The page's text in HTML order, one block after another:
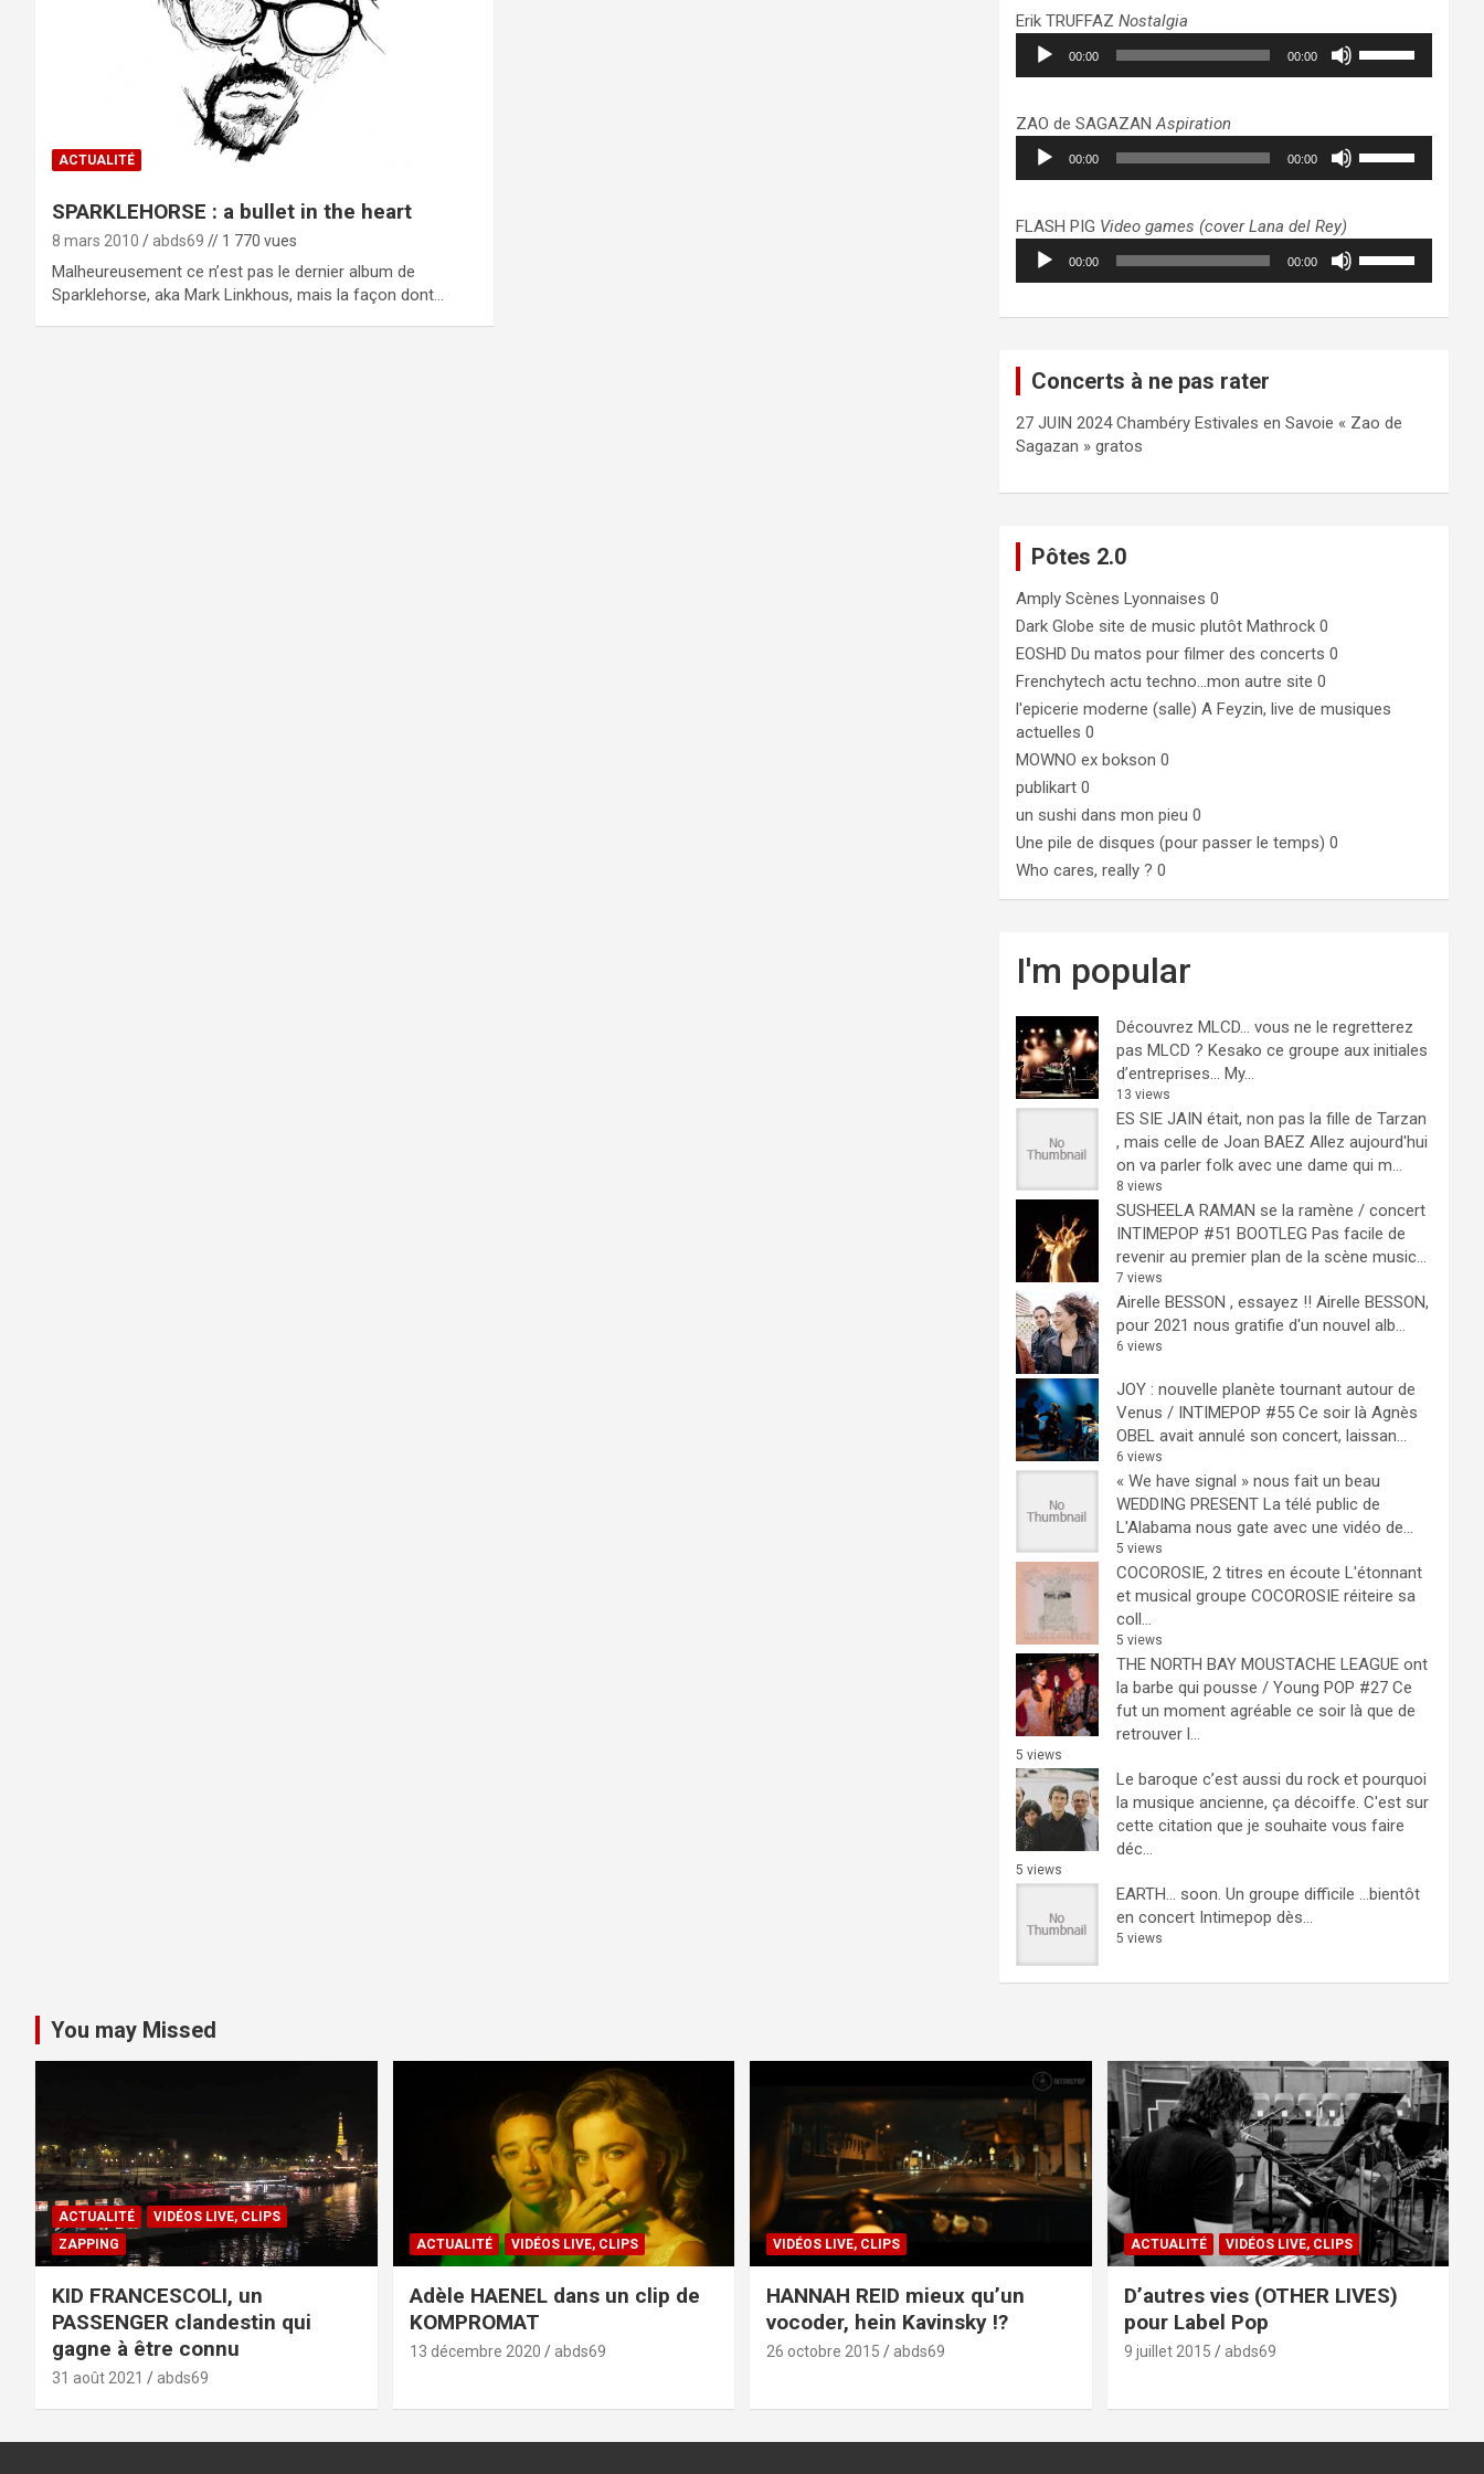
ACTUALITÉ
SPARKLEHORSE : a bullet in the heart
8 mars 2010 abds69 // 1 770 vues
Malheureusement ce n’est pas le dernier album de
Sparklehorse, aka Mark Linkhous, mais la façon dont…
pour
augmenter
ou
volume.
Erik TRUFFAZNostalgia
Lecteur
audio
00:00 00:00
pour
augmenter
ou
volume.
ZAO de SAGAZANAspiration
Lecteur
audio
00:00 00:00
pour
augmenter
ou
FLASH PIG Video games (cover Lana del Rey)
Lecteur
audio
00:00 00:00
haut/bas
le
Concerts à ne pas rater
27 JUIN 2024 Chambéry Estivales en Savoie « Zao de
Sagazan » gratos
Pôtes 2.0
Amply Scènes Lyonnaises 0
Dark Globe site de music plutôt Mathrock 0
EOSHD Du matos pour filmer des concerts 0
Frenchytech actu techno…mon autre site 0
l'epicerie moderne (salle) A Feyzin, live de musiques
actuelles 0
MOWNO ex bokson 0
publikart 0
un sushi dans mon pieu 0
Une pile de disques (pour passer le temps) 0
Who cares, really ? 0
I'm popular
Découvrez MLCD… vous ne le regretterez
pas MLCD ? Kesako ce groupe aux initiales
d’entreprises… My...
13 views
ES SIE JAIN était, non pas la fille de Tarzan
, mais celle de Joan BAEZ Allez aujourd'hui
on va parler folk avec une dame qui m...
8 views
SUSHEELA RAMAN se la ramène / concert
INTIMEPOP #51 BOOTLEG Pas facile de
revenir au premier plan de la scène music...
7 views
Airelle BESSON , essayez !! Airelle BESSON,
pour 2021 nous gratifie d'un nouvel alb...
6 views
JOY : nouvelle planète tournant autour de
Venus / INTIMEPOP #55 Ce soir là Agnès
OBEL avait annulé son concert, laissan...
6 views
« We have signal » nous fait un beau
WEDDING PRESENT La télé public de
L'Alabama nous gate avec une vidéo de...
5 views
COCOROSIE, 2 titres en écoute L'étonnant
et musical groupe COCOROSIE réiteire sa
coll...
5 views
THE NORTH BAY MOUSTACHE LEAGUE ont
la barbe qui pousse / Young POP #27 Ce
fut un moment agréable ce soir là que de
retrouver l...
5 views
Le baroque c’est aussi du rock et pourquoi
la musique ancienne, ça décoiffe. C'est sur
cette citation que je souhaite vous faire
déc...
5 views
EARTH… soon. Un groupe difficile ...bientôt
en concert Intimepop dès...
5 views
You may Missed
ACTUALITÉ
VIDÉOS LIVE, CLIPS
ZAPPING
KID FRANCESCOLI, un
PASSENGER clandestin qui
gagne à être connu
31 août 2021 abds69
ACTUALITÉ VIDÉOS LIVE, CLIPS
Adèle HAENEL dans un clip de
KOMPROMAT
13 décembre 2020 abds69
VIDÉOS LIVE, CLIPS
HANNAH REID mieux qu’un
vocoder, hein Kavinsky !?
26 octobre 2015 abds69
ACTUALITÉ VIDÉOS LIVE, CLIPS
D’autres vies (OTHER LIVES)
pour Label Pop
9 juillet 2015 abds69